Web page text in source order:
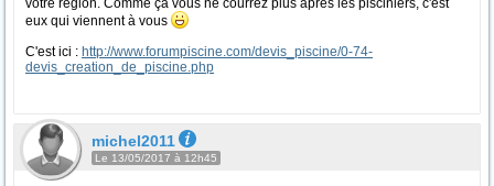
votre région. Comme ça vous ne courrez plus après les pisciniers, c'est
eux qui viennent à vous
C'est ici : http://www.forumpiscine.com/devis_piscine/0-74-
devis_creation_de_piscine.php
michel2011
Le 13/05/2017 à 12h45